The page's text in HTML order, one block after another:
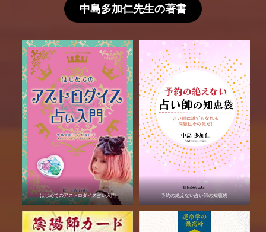
中島多加仁先生の著書
はじめてのアストロダイス占い入門 予約の絶えない占い師の知恵袋